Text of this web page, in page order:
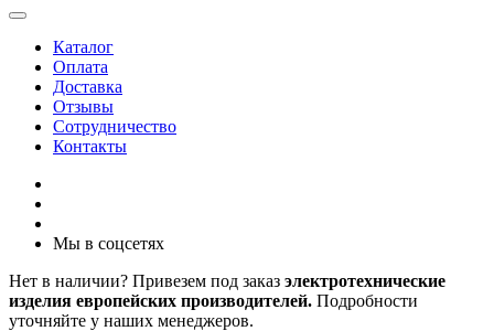
Каталог
Оплата
Доставка
Отзывы
Сотрудничество
Контакты
Мы в соцсетях
Нет в наличии? Привезем под заказ электротехнические
изделия европейских производителей. Подробности
уточняйте у наших менеджеров.